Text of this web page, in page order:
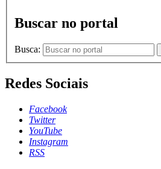
Buscar no portal
Busca:
Redes Sociais
Facebook
Twitter
YouTube
Instagram
RSS